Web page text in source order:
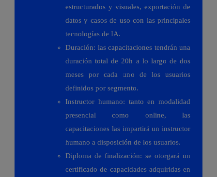
estructurados y visuales, exportación de
datos y casos de uso con las principales
tecnologías de IA.
Duración: las capacitaciones tendrán una
duración total de 20h a lo largo de dos
meses por cada uno de los usuarios
definidos por segmento.
Instructor humano: tanto en modalidad
presencial como online, las
capacitaciones las impartirá un instructor
humano a disposición de los usuarios.
Diploma de finalización: se otorgará un
certificado de capacidades adquiridas en